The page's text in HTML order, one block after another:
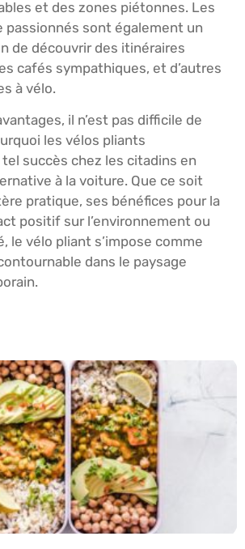
et des zones piétonnes. Les
passionnés sont également un
de découvrir des itinéraires
cafés sympathiques, et d’autres
à vélo.
il n’est pas difficile de
les vélos pliants
succès chez les citadins en
à la voiture. Que ce soit
pratique, ses bénéfices pour la
positif sur l’environnement ou
le vélo pliant s’impose comme
dans le paysage